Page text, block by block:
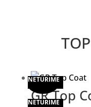
GR Top
Akcija!
NETURIME
NETURIME
NETURIME
NETURIME